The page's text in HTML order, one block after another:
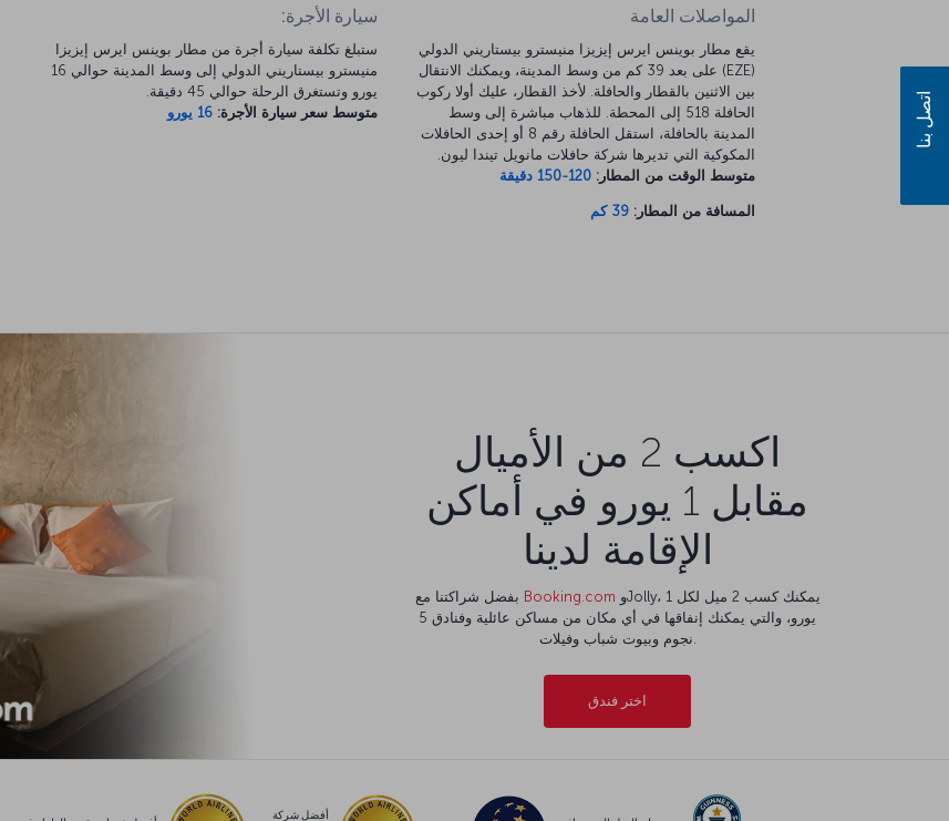
المواصلات العامة
يقع مطار بوينس ايرس إيزيزا منيسترو بيستاريني الدولي
(EZE) على بعد 39 كم من وسط المدينة، ويمكنك الانتقال
بين الاثنين بالقطار والحافلة. لأخذ القطار، عليك أولا ركوب
الحافلة 518 إلى المحطة. للذهاب مباشرة إلى وسط
المدينة بالحافلة، استقل الحافلة رقم 8 أو إحدى الحافلات
المكوكية التي تديرها شركة حافلات مانويل تيندا ليون.
متوسط الوقت من المطار: 120-150 دقيقة
المسافة من المطار: 39 كم
سيارة الأجرة:
ستبلغ تكلفة سيارة أجرة من مطار بوينس ايرس إيزيزا
منيسترو بيستاريني الدولي إلى وسط المدينة حوالي 16
يورو وتستغرق الرحلة حوالي 45 دقيقة.
متوسط سعر سيارة الأجرة: 16 يورو
اكسب 2 من الأميال
مقابل 1 يورو في أماكن
الإقامة لدينا
Booking.com
يورو، والتي يمكنك إنفاقها في أي مكان من مساكن عائلية وفنادق 5
اختر فندق
أفضل شركة
اتصل بنا